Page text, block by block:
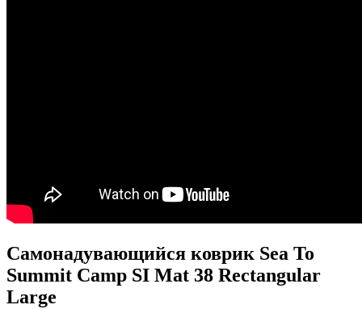
Самонадувающийся коврик Sea To
Summit Camp SI Mat 38 Rectangular
Large